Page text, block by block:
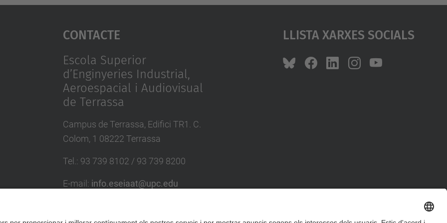
Contacte
Escola Superior
d’Enginyeries Industrial,
Aeroespacial i Audiovisual
de Terrassa
Campus de Terrassa, Edifici TR1. C.
Colom, 1 08222 Terrassa
Tel. : 93 739 8102 / 93 739 8200
E-mail: info.eseiaat@upc.edu
Llista Xarxes Socials